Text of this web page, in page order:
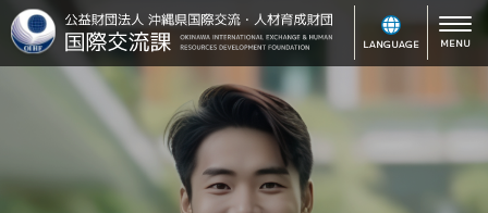
LANGUAGE MENU